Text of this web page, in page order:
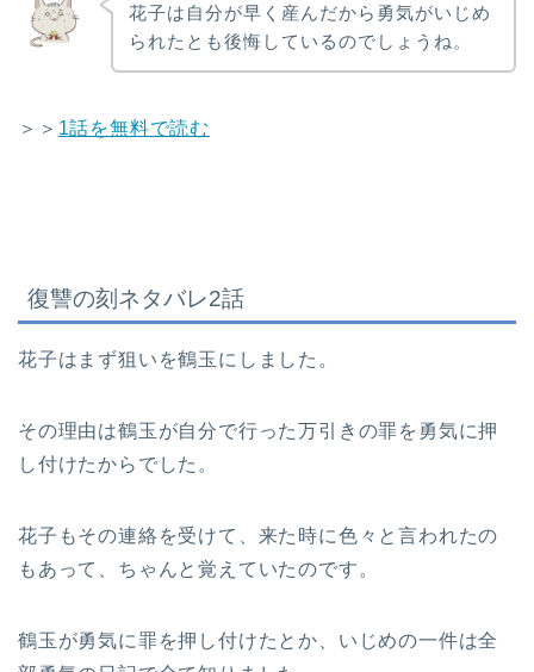
花子は自分が早く産んだから勇気がいじめ
られたとも後悔しているのでしょうね。
＞＞ 1話を無料で読む
復讐の刻ネタバレ2話
花子はまず狙いを鶴玉にしました。
その理由は鶴玉が自分で行った万引きの罪を勇気に押
し付けたからでした。
花子もその連絡を受けて、来た時に色々と言われたの
もあって、ちゃんと覚えていたのです。
鶴玉が勇気に罪を押し付けたとか、いじめの一件は全